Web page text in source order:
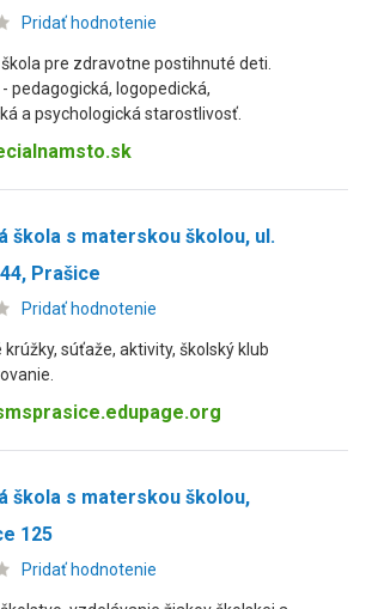
Pridať hodnotenie
pre zdravotne postihnuté deti.
pedagogická, logopedická,
a psychologická starostlivosť.
škola s materskou školou, ul.
Prašice
Pridať hodnotenie
súťaže, aktivity, školský klub
škola s materskou školou,
125
Pridať hodnotenie